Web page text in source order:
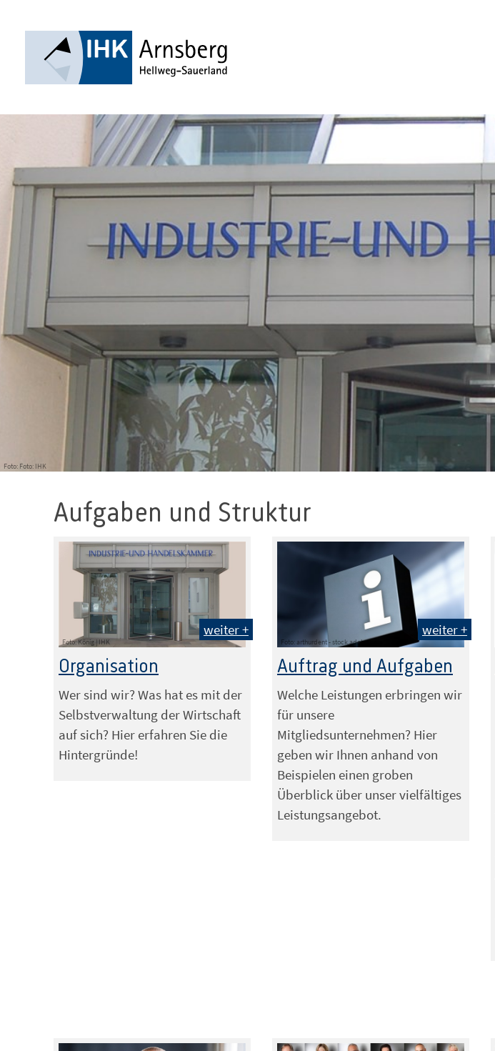
Foto: Foto: IHK
Aufgaben und Struktur
Foto: König | IHK
weiter +
Organisation
Wer sind wir? Was hat es mit der
Selbstverwaltung der Wirtschaft
auf sich? Hier erfahren Sie die
Hintergründe!
Foto: arthurdent - stock.adobe.com
weiter +
Auftrag und Aufgaben
Welche Leistungen erbringen wir
für unsere
Mitgliedsunternehmen? Hier
geben wir Ihnen anhand von
Beispielen einen groben
Überblick über unser vielfältiges
Leistungsangebot.